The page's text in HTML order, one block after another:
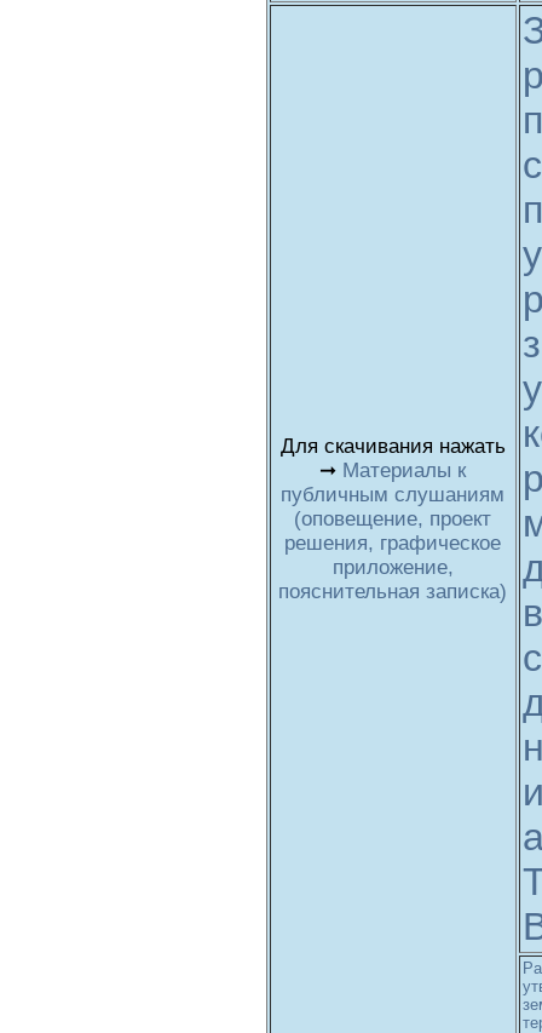
Для скачивания нажать
➞ Материалы к
публичным слушаниям
(оповещение, проект
решения, графическое
приложение,
пояснительная записка)